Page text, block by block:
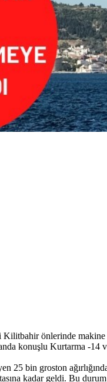
önlerinde makine
konuşlu Kurtarma -14
25 bin groston
kadar geldi. Bu